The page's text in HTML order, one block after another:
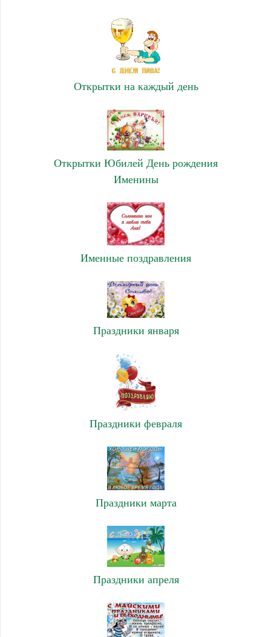
Открытки на каждый день
Открытки Юбилей День рождения
Именины
Именные поздравления
Праздники января
Праздники февраля
Праздники марта
Праздники апреля